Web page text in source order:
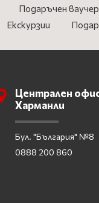
Подаръчен ваучер
Екскурзии
Централен
Харманли
Бул. "България" №8
0888 200 860